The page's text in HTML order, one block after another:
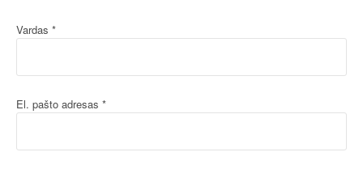
Vardas *
El. pašto adresas *